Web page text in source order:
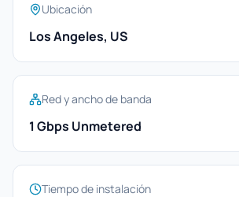
Ubicación
Los Angeles, US
Red y ancho de banda
1 Gbps Unmetered
Tiempo de instalación